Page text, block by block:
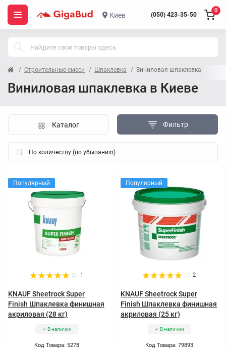
Киев (050) 423-35-50
0
Строительные смеси Шпаклевка Виниловая шпаклевка
Виниловая шпаклевка в Киеве
Фильтр
Каталог
Популярный
1
KNAUF Sheetrock Super
Finish Шпаклевка финишная
акриловая (28 кг)
В наличии
Код Товара: 5278
Популярный
2
KNAUF Sheetrock Super
Finish Шпаклевка финишная
акриловая (25 кг)
В наличии
Код Товара: 79893